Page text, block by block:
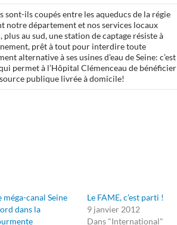
sont-ils coupés entre les aqueducs de la régie
notre département et nos services locaux
plus au sud, une station de captage résiste à
prêt à tout pour interdire toute
alternative à ses usines d’eau de Seine: c’est
permet à l’Hôpital Clémenceau de bénéficier
publique livrée à domicile!
méga-canal Seine
dans la
Le FAME, c’est parti !
9 janvier 2012
Dans "International"